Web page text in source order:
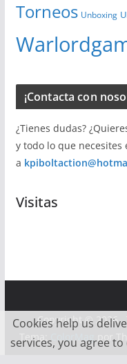
Torneos Unboxing
¡Contacta con
¿Tienes dudas?
y todo lo que necesites
a
Visitas
Copyright © 2026.
Tema:
por
Cookies help us
services, you agree